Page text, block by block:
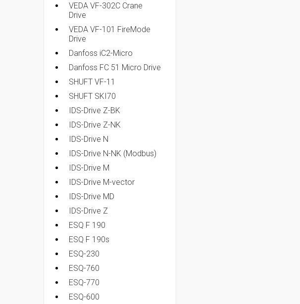
VEDA VF-302C Crane
Drive
VEDA VF-101 FireMode
Drive
Danfoss iC2-Micro
Danfoss FC 51 Micro Drive
SHUFT VF-11
SHUFT SKI70
IDS-Drive Z-BK
IDS-Drive Z-NK
IDS-Drive N
IDS-Drive N-NK (Modbus)
IDS-Drive M
IDS-Drive M-vector
IDS-Drive MD
IDS-Drive Z
ESQ F 190
ESQ F 190s
ESQ-230
ESQ-760
ESQ-770
ESQ-600